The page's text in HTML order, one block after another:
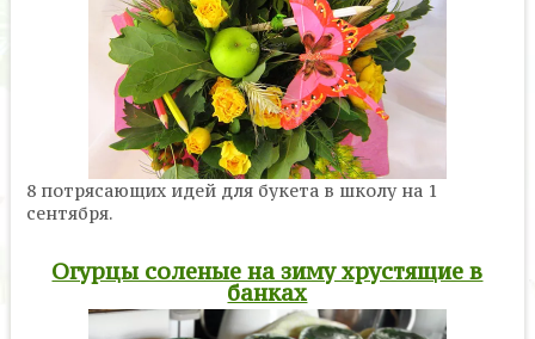
8 потрясающих идей для букета в школу на 1
сентября.
Огурцы соленые на зиму хрустящие в
банках